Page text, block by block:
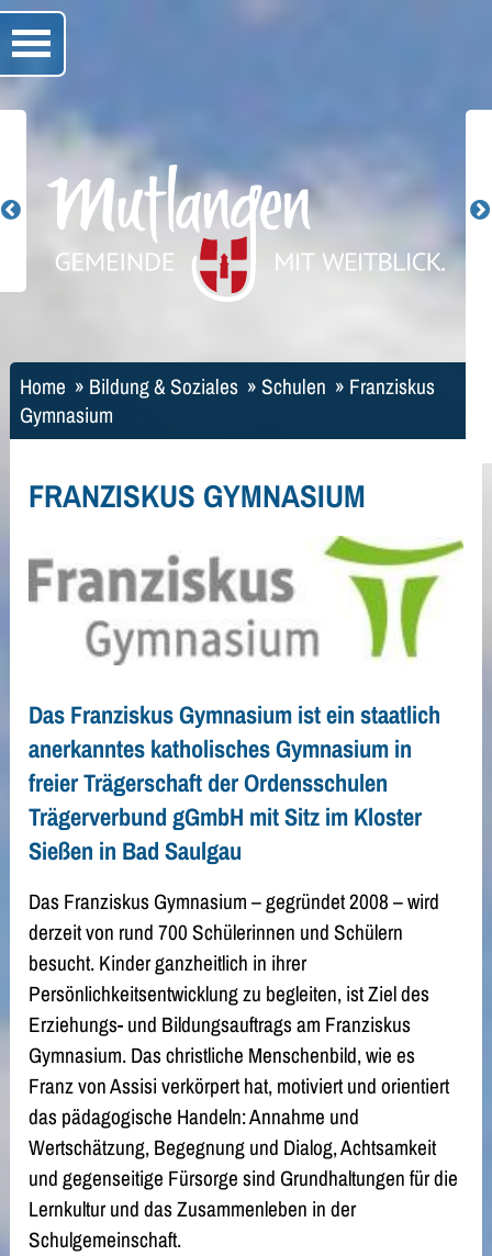
Home » Bildung & Soziales»Schulen » Franziskus
Gymnasium
FRANZISKUS GYMNASIUM
Das Franziskus Gymnasium ist ein staatlich
anerkanntes katholisches Gymnasium in
freier Trägerschaft der Ordensschulen
Trägerverbund gGmbH mit Sitz im Kloster
Sießen in Bad Saulgau
Das Franziskus Gymnasium – gegründet 2008 – wird
derzeit von rund 700 Schülerinnen und Schülern
besucht. Kinder ganzheitlich in ihrer
Persönlichkeitsentwicklung zu begleiten, ist Ziel des
Erziehungs- und Bildungsauftrags am Franziskus
Gymnasium. Das christliche Menschenbild, wie es
Franz von Assisi verkörpert hat, motiviert und orientiert
das pädagogische Handeln: Annahme und
Wertschätzung, Begegnung und Dialog, Achtsamkeit
und gegenseitige Fürsorge sind Grundhaltungen für die
Lernkultur und das Zusammenleben in der
Schulgemeinschaft.